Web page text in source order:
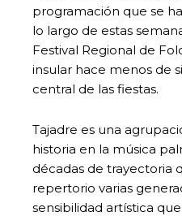
programación que se
lo largo de estas
Festival Regional de
insular hace menos de
central de las fiestas.
Tajadre es una
historia en la música
décadas de trayectoria
repertorio varias
sensibilidad artística